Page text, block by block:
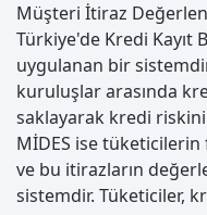
Müşteri İtiraz
Türkiye'de Kredi Kayıt
uygulanan bir
kuruluşlar arasında
saklayarak kredi
MİDES ise
ve bu itirazların
sistemdir. Tüketiciler,